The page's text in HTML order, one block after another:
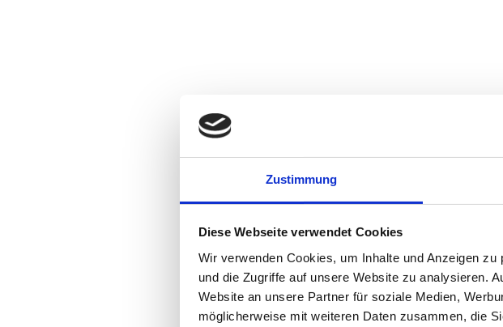
Zustimmung
Diese Webseite verwendet Cookies
Wir verwenden Cookies, um Inhalte und Anzeigen
und die Zugriffe auf unsere Website zu analysieren.
Website an unsere Partner für soziale Medien,
möglicherweise mit weiteren Daten zusammen, die